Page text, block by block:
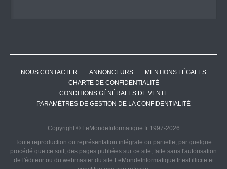
NOUS CONTACTER ANNONCEURS
MENTIONS LÉGALES
CHARTE DE CONFIDENTIALITÉ
CONDITIONS GÉNÉRALES DE VENTE
PARAMÈTRES DE GESTION DE LA CONFIDENTIALITÉ
Copyright © LeMondeInformatique.fr 1997-2026
Toute reproduction ou représentation intégrale ou partielle, par quelque
procédé que ce soit, des pages publiées sur ce site, faite sans l'autorisation
de l'éditeur ou du webmaster du site LeMondeInformatique.fr est illicite et